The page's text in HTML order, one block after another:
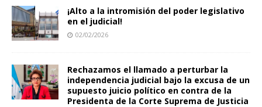
¡Alto a la intromisión del poder legislativo
en el judicial!
02/02/2026
Rechazamos el llamado a perturbar la
independencia judicial bajo la excusa de un
supuesto juicio político en contra de la
Presidenta de la Corte Suprema de Justicia